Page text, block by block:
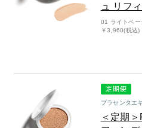
ュ リフ
01 ライトベー
￥3,960(税込)
プラセンタエ
＜定期